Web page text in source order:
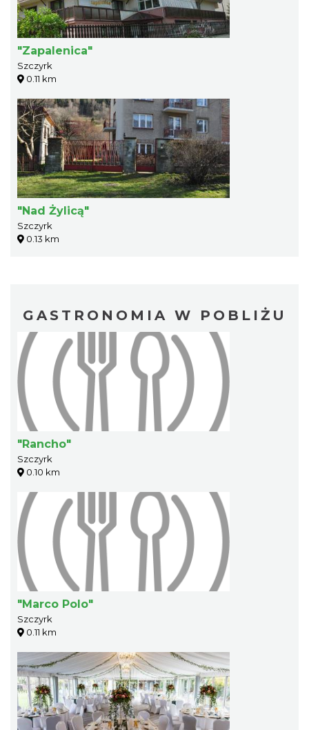
"Zapalenica"
Szczyrk
0.11 km
"Nad Żylicą"
Szczyrk
0.13 km
GASTRONOMIA W POBLIŻU
"Rancho"
Szczyrk
0.10 km
"Marco Polo"
Szczyrk
0.11 km